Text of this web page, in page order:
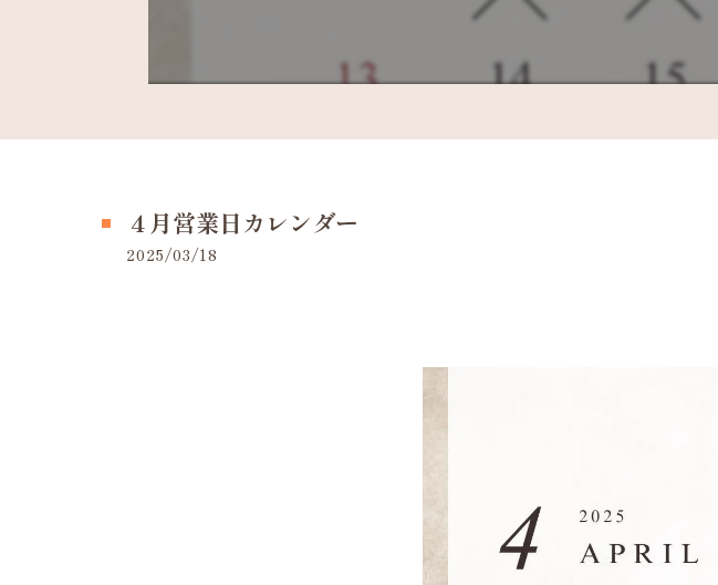
４月営業日カレンダー
2025/03/18